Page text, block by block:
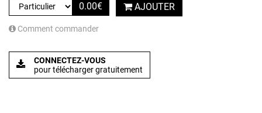
0.00€ AJOUTER
Comment commander
CONNECTEZ-VOUS
pour télécharger gratuitement